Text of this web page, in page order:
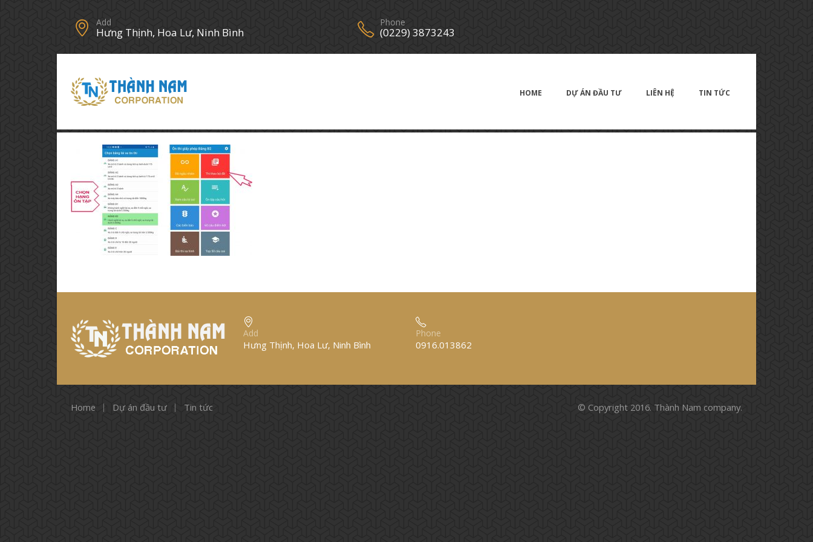
Add
Hưng Thịnh, Hoa Lư, Ninh Bình
Phone
(0229) 3873243
HOME DỰ ÁN ĐẦU TƯ LIÊN HỆ TIN TỨC
Add
Hưng Thịnh, Hoa Lư, Ninh Bình
Phone
0916.013862
Home Dự án đầu tư Tin tức © Copyright 2016. Thành Nam company.